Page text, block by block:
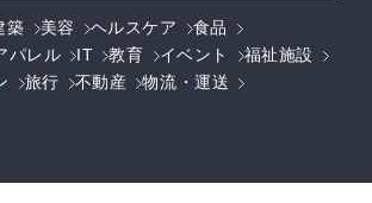
築 美容 ヘルスケア
食品
パレル IT 教育 イベント
福祉施設
旅行 不動産
物流・運送